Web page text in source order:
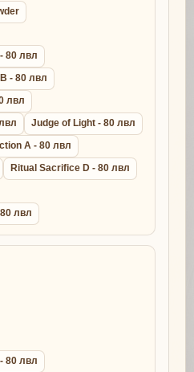
80 лвл
- 80 лвл
лвл
Judge of Light - 80 лвл
A - 80 лвл
Ritual Sacrifice D - 80 лвл
лвл
80 лвл